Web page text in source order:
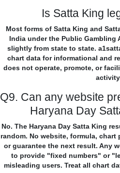
Is Satta King
Most forms of Satta King and
India under the Public Gambling
slightly from state to state.
chart data for informational and
does not operate, promote, or
Q9. Can any website
Haryana Day
No. The Haryana Day Satta King
random. No website, formula,
or guarantee the next result. Any
to provide "fixed numbers" or
misleading users. Treat all chart